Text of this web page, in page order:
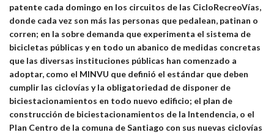
patente cada domingo en los circuitos de las CicloRecreoVías,
donde cada vez son más las personas que pedalean, patinan o
corren; en la sobre demanda que experimenta el sistema de
bicicletas públicas y en todo un abanico de medidas concretas
que las diversas instituciones públicas han comenzado a
adoptar, como el MINVU que definió el estándar que deben
cumplir las ciclovías y la obligatoriedad de disponer de
biciestacionamientos en todo nuevo edificio; el plan de
construcción de biciestacionamientos de la Intendencia, o el
Plan Centro de la comuna de Santiago con sus nuevas ciclovías